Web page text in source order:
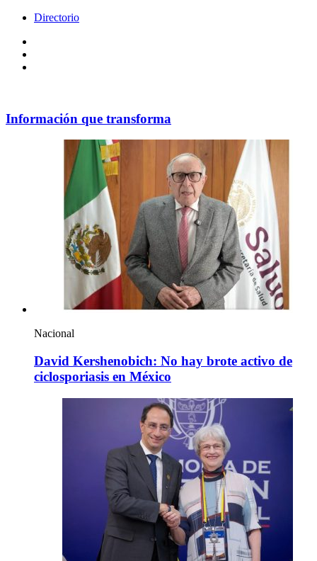
Directorio
Información que transforma
Nacional
David Kershenobich: No hay brote activo de
ciclosporiasis en México